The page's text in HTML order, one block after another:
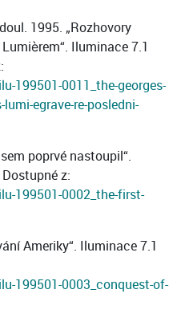
1995. „Rozhovory
Iluminace 7.1
199501-0011_the-georges-
egrave-re-posledni-
poprvé nastoupil“.
z:
199501-0002_the-first-
Ameriky“. Iluminace 7.1
199501-0003_conquest-of-